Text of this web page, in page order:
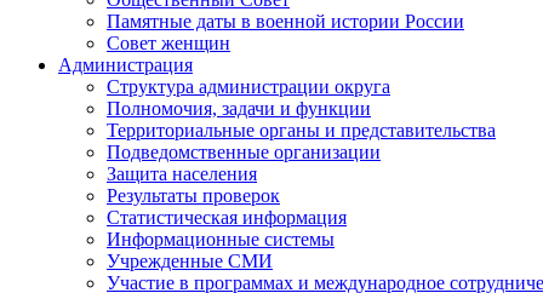
Памятные даты в военной истории России
Совет женщин
Администрация
Структура администрации округа
Полномочия, задачи и функции
Территориальные органы и представительства
Подведомственные организации
Защита населения
Результаты проверок
Статистическая информация
Информационные системы
Учрежденные СМИ
Участие в программах и международное